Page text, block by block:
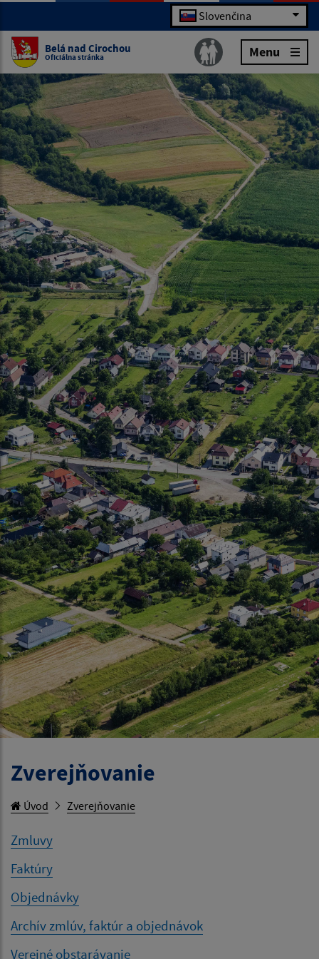
Slovenčina
Belá nad Cirochou
Oficiálna stránka Menu
Zverejňovanie
Úvod Zverejňovanie
Zmluvy
Faktúry
Objednávky
Archív zmlúv, faktúr a objednávok
Verejné obstarávanie